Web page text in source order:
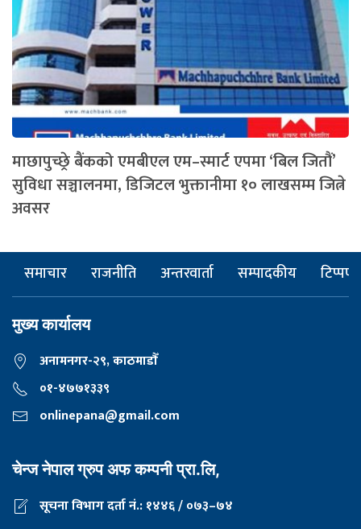
माछापुच्छ्रे बैंकको एमबीएल एम–स्मार्ट एपमा ‘बिल जितौं’
सुविधा सञ्चालनमा, डिजिटल भुक्तानीमा १० लाखसम्म जित्ने
अवसर
समाचार राजनीति अन्तरवार्ता सम्पादकीय टिप्पणी
मुख्य कार्यालय
अनामनगर-२९, काठमाडाैँ
०१-४७७१३३९
onlinepana@gmail.com
चेन्ज नेपाल ग्रुप अफ कम्पनी प्रा.लि,
सूचना विभाग दर्ता नं.: १४४६ / ०७३–७४